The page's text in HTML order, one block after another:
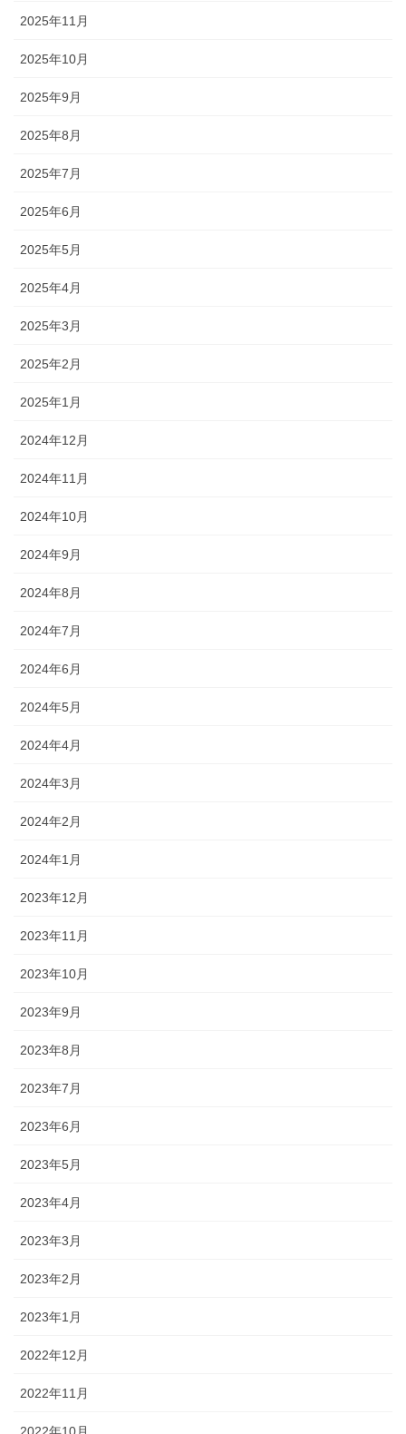
2025年11月
2025年10月
2025年9月
2025年8月
2025年7月
2025年6月
2025年5月
2025年4月
2025年3月
2025年2月
2025年1月
2024年12月
2024年11月
2024年10月
2024年9月
2024年8月
2024年7月
2024年6月
2024年5月
2024年4月
2024年3月
2024年2月
2024年1月
2023年12月
2023年11月
2023年10月
2023年9月
2023年8月
2023年7月
2023年6月
2023年5月
2023年4月
2023年3月
2023年2月
2023年1月
2022年12月
2022年11月
2022年10月